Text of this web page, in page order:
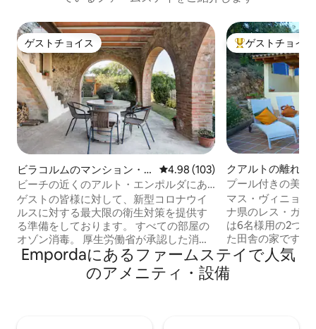
ゲストチョイス
ゲストチョイス
ビラコルムのマンション・
アパート
レビュー103件、5つ星中4.98つ
4.98 (103)
ビーチの近くのアルト・エンポルダにあ
る17世紀のマサイア（農家）の家
ゲストの皆様に対して、新型コロナウイ
ルスに対する最大限の衛生対策を提供す
る準備をしております。 すべての部屋の
オゾン消毒。 厚生労働省が承認した消毒
製品を使用した清掃。 屋外エリアの毎日
の清掃。 17世紀のカタルーニャ風の家の
北側に位置する美しく居心地の良い家-ア
大好評のゲスト
ゲストチョイス
クアルトの離れ
プール付きの美し
503）
マス・ヴィニョレ
ナ県のレス・ガバ
は6名様用の2つ
た田舎の家です。
食器洗い機、プー
あります。 料金
部屋とバスルーム
Empordaにあるファームステイで人気
のアメニティ・設備